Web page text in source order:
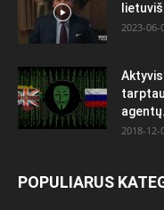
2023-06-
2018-12-
POPULIARUS